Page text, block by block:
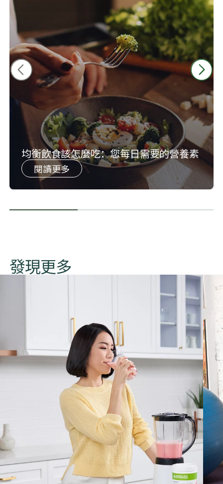
均衡飲食該怎麼吃：您每日需要的營養素
閱讀更多
​​​發現更多​​